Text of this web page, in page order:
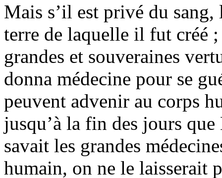
Mais s’il est privé du
terre de laquelle il fut créé
grandes et souveraines
donna médecine pour se
peuvent advenir au corps
jusqu’à la fin des jours
savait les grandes
humain, on ne le laisserait